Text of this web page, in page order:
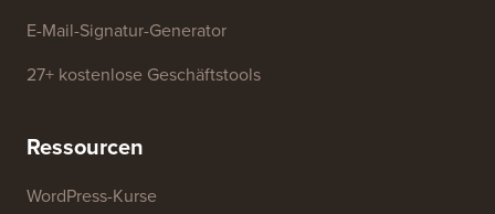
WordPress-Theme-Detektor
SEO-Keyword-Generator
Website-SEO-Analysator
E-Mail-Signatur-Generator